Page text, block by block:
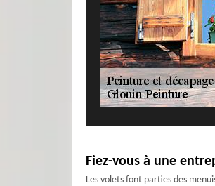
Fiez-vous à une
Les volets font parties des